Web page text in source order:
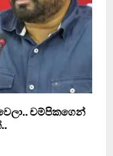
චම්පිකගෙන්